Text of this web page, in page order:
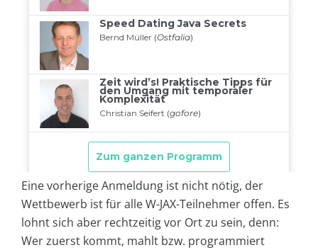
Eine vorherige Anmeldung ist nicht nötig, der
Wettbewerb ist für alle W-JAX-Teilnehmer offen. Es
lohnt sich aber rechtzeitig vor Ort zu sein, denn:
Wer zuerst kommt, mahlt bzw. programmiert